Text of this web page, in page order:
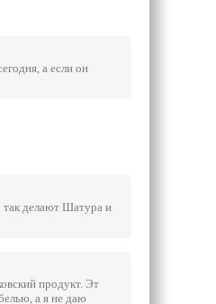
а если он
так делают Шатура и
продукт. Эт
а я не даю